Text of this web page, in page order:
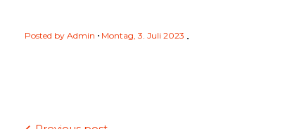
Posted by Admin Montag, 3. Juli 2023